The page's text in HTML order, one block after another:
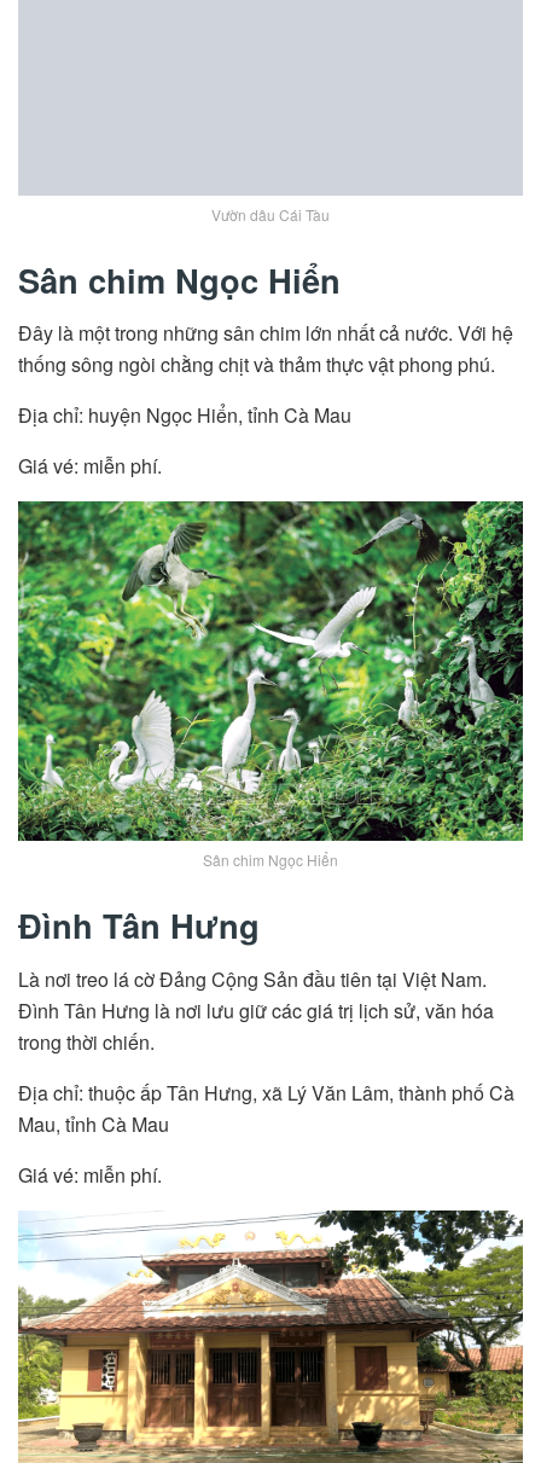
Vườn dâu Cái Tàu
Sân chim Ngọc Hiển
Đây là một trong những sân chim lớn nhất cả nước. Với hệ
thống sông ngòi chằng chịt và thảm thực vật phong phú.
Địa chỉ: huyện Ngọc Hiển, tỉnh Cà Mau
Giá vé: miễn phí.
Sân chim Ngọc Hiển
Đình Tân Hưng
Là nơi treo lá cờ Đảng Cộng Sản đầu tiên tại Việt Nam.
Đình Tân Hưng là nơi lưu giữ các giá trị lịch sử, văn hóa
trong thời chiến.
Địa chỉ: thuộc ấp Tân Hưng, xã Lý Văn Lâm, thành phố Cà
Mau, tỉnh Cà Mau
Giá vé: miễn phí.